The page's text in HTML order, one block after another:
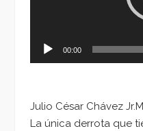
00:00
Julio César Chávez
La única derrota que